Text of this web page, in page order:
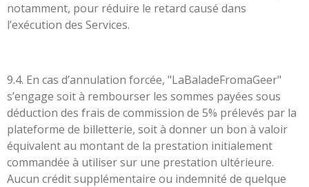
notamment, pour réduire le retard causé dans
l’exécution des Services.
9.4. En cas d’annulation forcée, "LaBaladeFromaGeer"
s’engage soit à rembourser les sommes payées sous
déduction des frais de commission de 5% prélevés par la
plateforme de billetterie, soit à donner un bon à valoir
équivalent au montant de la prestation initialement
commandée à utiliser sur une prestation ultérieure.
Aucun crédit supplémentaire ou indemnité de quelque